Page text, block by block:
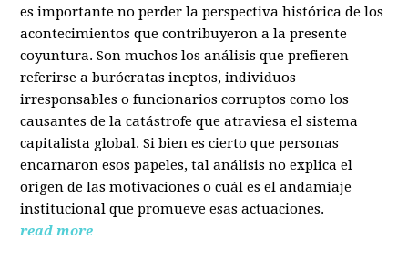
es importante no perder la perspectiva histórica de los
acontecimientos que contribuyeron a la presente
coyuntura. Son muchos los análisis que prefieren
referirse a burócratas ineptos, individuos
irresponsables o funcionarios corruptos como los
causantes de la catástrofe que atraviesa el sistema
capitalista global. Si bien es cierto que personas
encarnaron esos papeles, tal análisis no explica el
origen de las motivaciones o cuál es el andamiaje
institucional que promueve esas actuaciones.
read more